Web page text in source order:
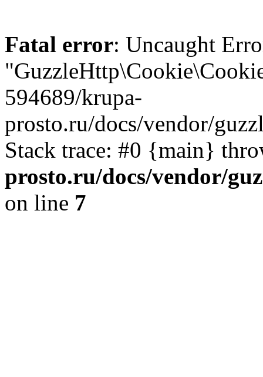
Fatal error: Uncaught
594689/krupa-
prosto.ru/docs/vendor/
Stack trace: #0 {main}
prosto.ru/docs/vendor/
on line 7